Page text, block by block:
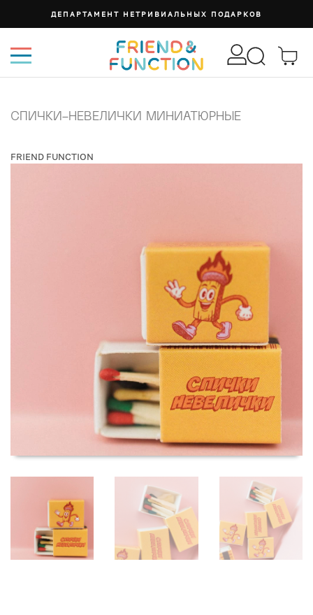
ДЕПАРТАМЕНТ НЕТРИВИАЛЬНЫХ ПОДАРКОВ
СПИЧКИ-НЕВЕЛИЧКИ МИНИАТЮРНЫЕ
FRIEND FUNCTION